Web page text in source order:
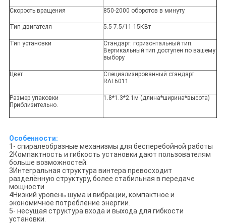
Скорость вращения 850-2000 оборотов в минуту
Тип двигателя 5.5-7.5/11-15КВт
Тип установки
Стандарт: горизонтальный тип.
Вертикальный тип доступен по вашему
выбору
Цвет
Специализированный стандарт
RAL6011
Размер упаковки
Приблизительно.
1.8*1.3*2.1м (длина*ширина*высота)
Особенности:
1- спиралеобразные механизмы для бесперебойной работы
2Компактность и гибкость установки дают пользователям
больше возможностей.
3Интегральная структура винтера превосходит
разделённую структуру, более стабильная в передаче
мощности
4Низкий уровень шума и вибрации, компактное и
экономичное потребление энергии.
5- несущая структура входа и выхода для гибкости
установки.